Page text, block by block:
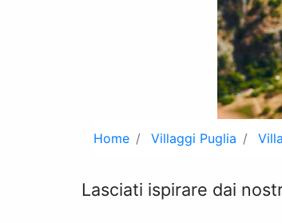
Home Villaggi Puglia
Lasciati ispirare dai